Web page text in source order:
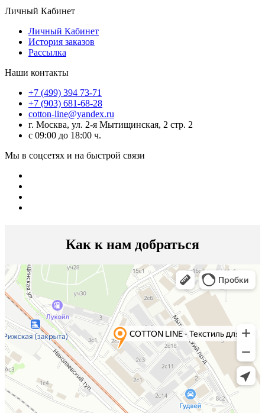
Личный Кабинет
Личный Кабинет
История заказов
Рассылка
Наши контакты
+7 (499) 394 73-71
+7 (903) 681-68-28
cotton-line@yandex.ru
г. Москва, ул. 2-я Мытищинская, 2 стр. 2
с 09:00 до 18:00 ч.
Мы в соцсетях и на быстрой связи
Как к нам добраться